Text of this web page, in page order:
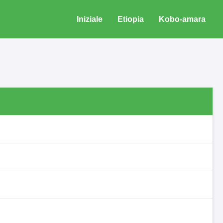
Iniziale Etiopia Kobo-amara